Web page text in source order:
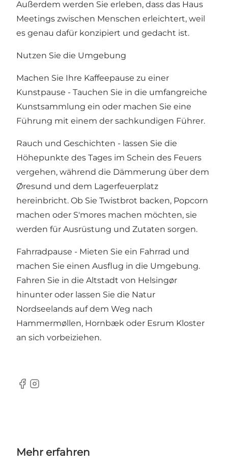
Außerdem werden Sie erleben, dass das Haus
Meetings zwischen Menschen erleichtert, weil
es genau dafür konzipiert und gedacht ist.
Nutzen Sie die Umgebung
Machen Sie Ihre Kaffeepause zu einer
Kunstpause - Tauchen Sie in die umfangreiche
Kunstsammlung ein oder machen Sie eine
Führung mit einem der sachkundigen Führer.
Rauch und Geschichten - lassen Sie die
Höhepunkte des Tages im Schein des Feuers
vergehen, während die Dämmerung über dem
Øresund und dem Lagerfeuerplatz
hereinbricht. Ob Sie Twistbrot backen, Popcorn
machen oder S'mores machen möchten, sie
werden für Ausrüstung und Zutaten sorgen.
Fahrradpause - Mieten Sie ein Fahrrad und
machen Sie einen Ausflug in die Umgebung.
Fahren Sie in die Altstadt von Helsingør
hinunter oder lassen Sie die Natur
Nordseelands auf dem Weg nach
Hammermøllen, Hornbæk oder Esrum Kloster
an sich vorbeiziehen.
Facebook
Instagram
Mehr erfahren